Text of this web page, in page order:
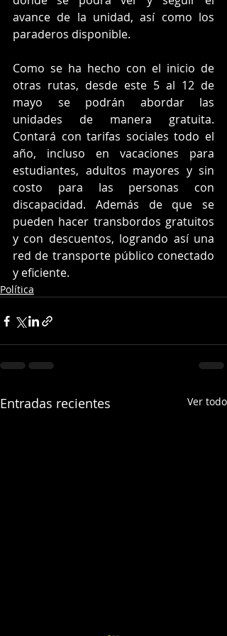
avance de la unidad, así como los
paraderos disponible.
Como se ha hecho con el inicio de
otras rutas, desde este 5 al 12 de
mayo se podrán abordar las
unidades de manera gratuita.
Contará con tarifas sociales todo el
año, incluso en vacaciones para
estudiantes, adultos mayores y sin
costo para las personas con
discapacidad. Además de que se
pueden hacer transbordos gratuitos
y con descuentos, logrando así una
red de transporte público conectado
y eficiente.
Política
Entradas recientes Ver todo